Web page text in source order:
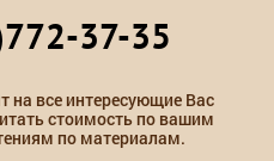
37-35
на все интересующие Вас
стоимость по вашим
по материалам.